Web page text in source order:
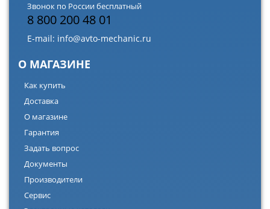
Звонок по России бесплатный
8 800 200 48 01
E-mail: info@avto-mechanic.ru
О МАГАЗИНЕ
Как купить
Доставка
О магазине
Гарантия
Задать вопрос
Документы
Производители
Сервис